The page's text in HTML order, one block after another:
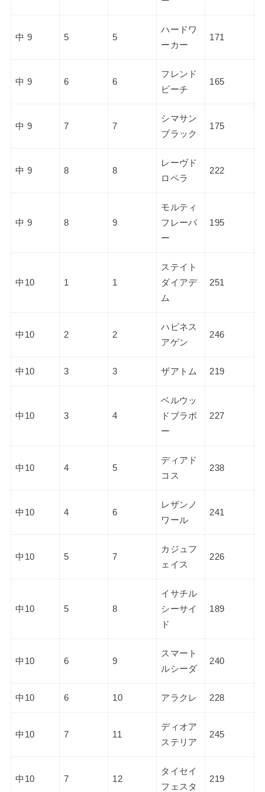
中 9 5 5
ハードワ
ーカー
171
中 9 6 6
フレンド
ビーチ
165
中 9 7 7
シマサン
ブラック
175
中 9 8 8
レーヴド
ロペラ
222
中 9 8 9
モルティ
フレーバ
ー
195
中10 1 1
ステイト
ダイアデ
ム
251
中10 2 2
ハピネス
アゲン
246
中10 3 3 ザアトム 219
中10 3 4
ベルウッ
ドブラボ
ー
227
中10 4 5
ディアド
コス
238
中10 4 6
レザンノ
ワール
241
中10 5 7
カジュフ
ェイス
226
中10 5 8
イサチル
シーサイ
ド
189
中10 6 9
スマート
ルシーダ
240
中10 6 10 アラクレ 228
中10 7 11
ディオア
ステリア
245
中10 7 12
タイセイ
フェスタ
219